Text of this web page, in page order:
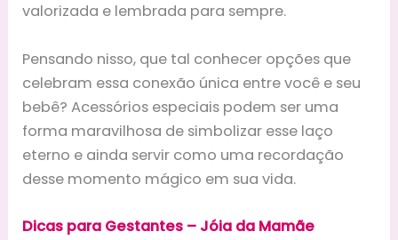
valorizada e lembrada para sempre.
Pensando nisso, que tal conhecer opções que
celebram essa conexão única entre você e seu
bebê? Acessórios especiais podem ser uma
forma maravilhosa de simbolizar esse laço
eterno e ainda servir como uma recordação
desse momento mágico em sua vida.
Dicas para Gestantes – Jóia da Mamãe